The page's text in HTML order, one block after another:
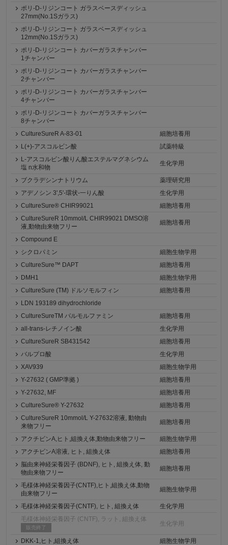
ポリ-D-リジンコート ガラスベースディッシュ
27mm(No.1Sガラス)
ポリ-D-リジンコート ガラスベースディッシュ
12mm(No.1Sガラス)
ポリ-D-リジンコート カバーガラスチャンバー
1チャンバー
ポリ-D-リジンコート カバーガラスチャンバー
2チャンバー
ポリ-D-リジンコート カバーガラスチャンバー
4チャンバー
ポリ-D-リジンコート カバーガラスチャンバー
8チャンバー
CultureSureR A-83-01
細胞培養用
L(+)-アスコルビン酸
試薬特級
L-アスコルビン酸りん酸エステルマグネシウム
塩 n水和物
生化学用
ブクラデシンナトリウム
薬理研究用
アデノシン 3',5'-環状-一りん酸
生化学用
CultureSure® CHIR99021
細胞培養用
CultureSureR 10mmol/L CHIR99021 DMSO溶
液,動物由来物フリー
細胞培養用
Compound E
シクロパミン
細胞生物学用
CultureSure™ DAPT
細胞培養用
DMH1
細胞生物学用
CultureSure (TM) ドルソモルフィン
細胞培養用
LDN 193189 dihydrochloride
CultureSureTM パルモルファミン
細胞培養用
all-trans-レチノイン酸
生化学用
CultureSureR SB431542
細胞培養用
バルプロ酸
生化学用
XAV939
細胞生物学用
Y-27632 ( GMP準拠 )
細胞培養用
Y-27632, MF
細胞培養用
CultureSure® Y-27632
細胞培養用
CultureSureR 10mmol/L Y-27632溶液, 動物由
来物フリー
細胞培養用
アクチビンA,ヒト,組換え体,動物由来物フリー
細胞生物学用
アクチビンA溶液, ヒト, 組換え体
細胞培養用
脳由来神経栄養因子 (BDNF), ヒト, 組換え体, 動
物由来物フリー
細胞培養用
毛様体神経栄養因子(CNTF),ヒト,組換え体,動物
由来物フリー
細胞生物学用
毛様体神経栄養因子(CNTF), ヒト, 組換え体
生化学用
毛様体神経栄養因子 (CNTF), ラット, 組換え体
販売終了
生化学用
DKK-1,ヒト,組換え体
細胞生物学用